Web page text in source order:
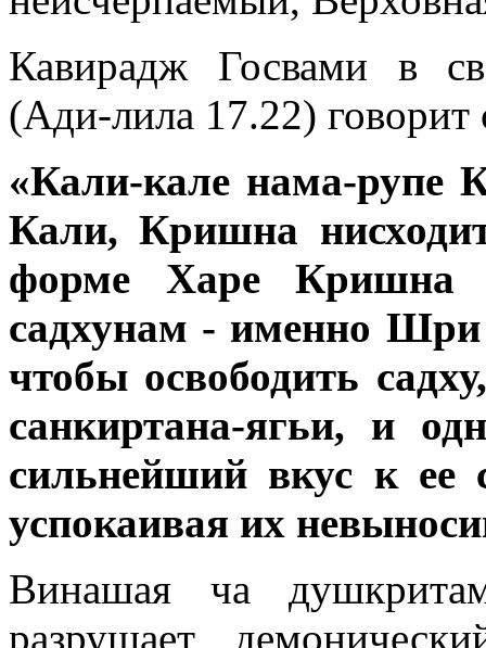
Кавирадж Госвами в
(Ади-лила 17.22)
«Кали-кале нама-рупе
Кали, Кришна
форме Харе Кришна
садхунам - именно
чтобы освободить
санкиртана-ягьи, и
сильнейший вкус к ее
успокаивая их
Винашая ча
разрушает